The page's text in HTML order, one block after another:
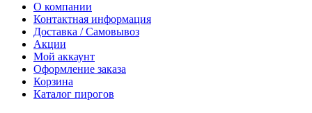
О компании
Контактная информация
Доставка / Самовывоз
Акции
Мой аккаунт
Оформление заказа
Корзина
Каталог пирогов